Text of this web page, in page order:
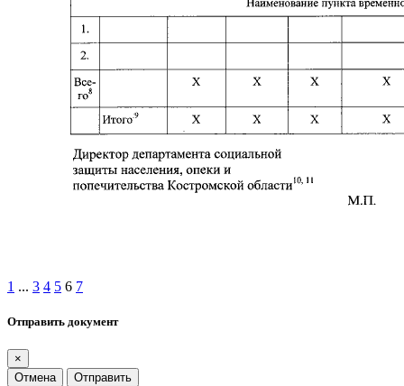
1 ... 3 4 5 6 7
Отправить документ
×
Отмена
Отправить